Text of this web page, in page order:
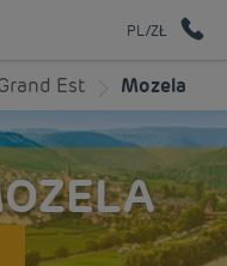
PL/ZŁ
Est Mozela